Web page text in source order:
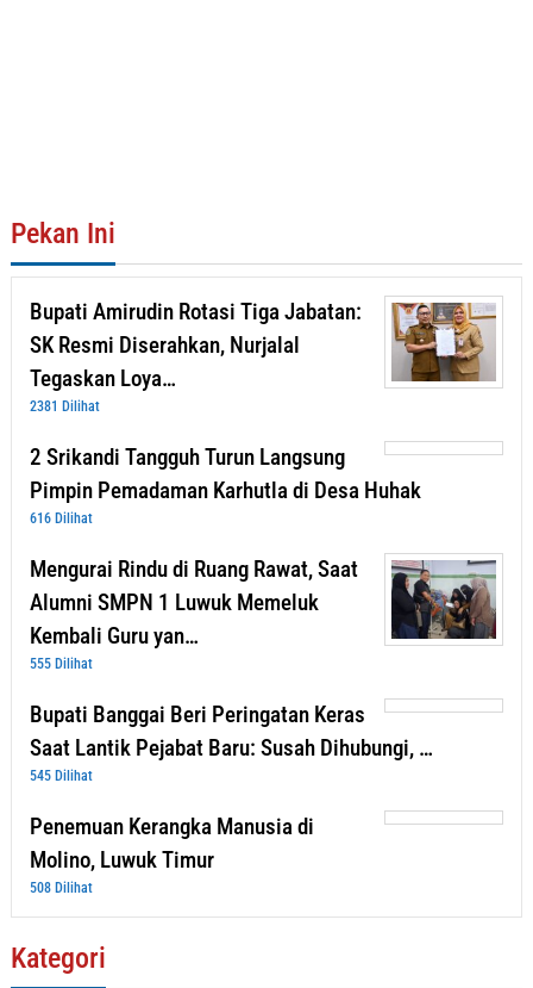
Pekan Ini
Bupati Amirudin Rotasi Tiga Jabatan:
SK Resmi Diserahkan, Nurjalal
Tegaskan Loya…
2381 Dilihat
2 Srikandi Tangguh Turun Langsung
Pimpin Pemadaman Karhutla di Desa Huhak
616 Dilihat
Mengurai Rindu di Ruang Rawat, Saat
Alumni SMPN 1 Luwuk Memeluk
Kembali Guru yan…
555 Dilihat
Bupati Banggai Beri Peringatan Keras
Saat Lantik Pejabat Baru: Susah Dihubungi, …
545 Dilihat
Penemuan Kerangka Manusia di
Molino, Luwuk Timur
508 Dilihat
Kategori